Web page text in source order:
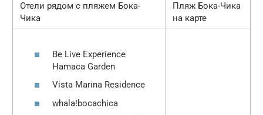
Отели рядом с пляжем Бока-
Чика
Пляж Бока-Чика
на карте
Be Live Experience
Hamaca Garden
Vista Marina Residence
whala!bocachica